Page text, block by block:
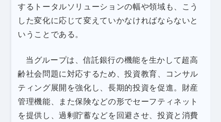
するトータルソリューションの幅や領域も、こう
した変化に応じて変えていかなければならないと
いうことである。
当グループは、信託銀行の機能を生かして超高
齢社会問題に対応するため、投資教育、コンサル
ティング展開を強化し、長期的投資を促進。財産
管理機能、また保険などの形でセーフティネット
を提供し、過剰貯蓄などを回避させ、投資と消費